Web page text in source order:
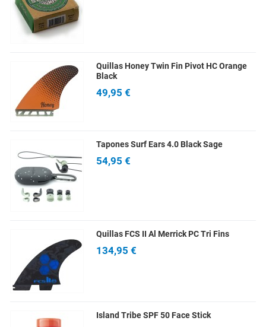
Quillas Honey Twin Fin Pivot HC Orange
Black
49,95 €
Tapones Surf Ears 4.0 Black Sage
54,95 €
Quillas FCS II Al Merrick PC Tri Fins
134,95 €
Island Tribe SPF 50 Face Stick